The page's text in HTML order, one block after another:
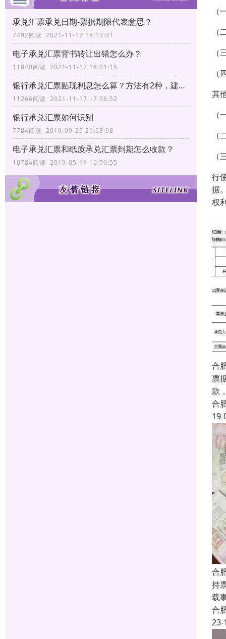
承兑汇票承兑日期-票据期限代表意思？
7492阅读 2021-11-17 18:13:31
电子承兑汇票背书转让出错怎么办？
11840阅读 2021-11-17 18:01:15
银行承兑汇票贴现利息怎么算？方法有2种，建议转发收藏
11266阅读 2021-11-17 17:56:52
银行承兑汇票如何识别
7784阅读 2019-09-25 20:53:08
电子承兑汇票和纸质承兑汇票到期怎么收款？
10784阅读 2019-05-18 10:50:55
其
行
据
权
合
票
款
合
19-
合
持
载
合
23-